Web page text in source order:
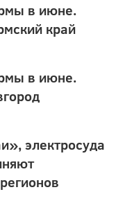
в июне.
край
в июне.
электросуда